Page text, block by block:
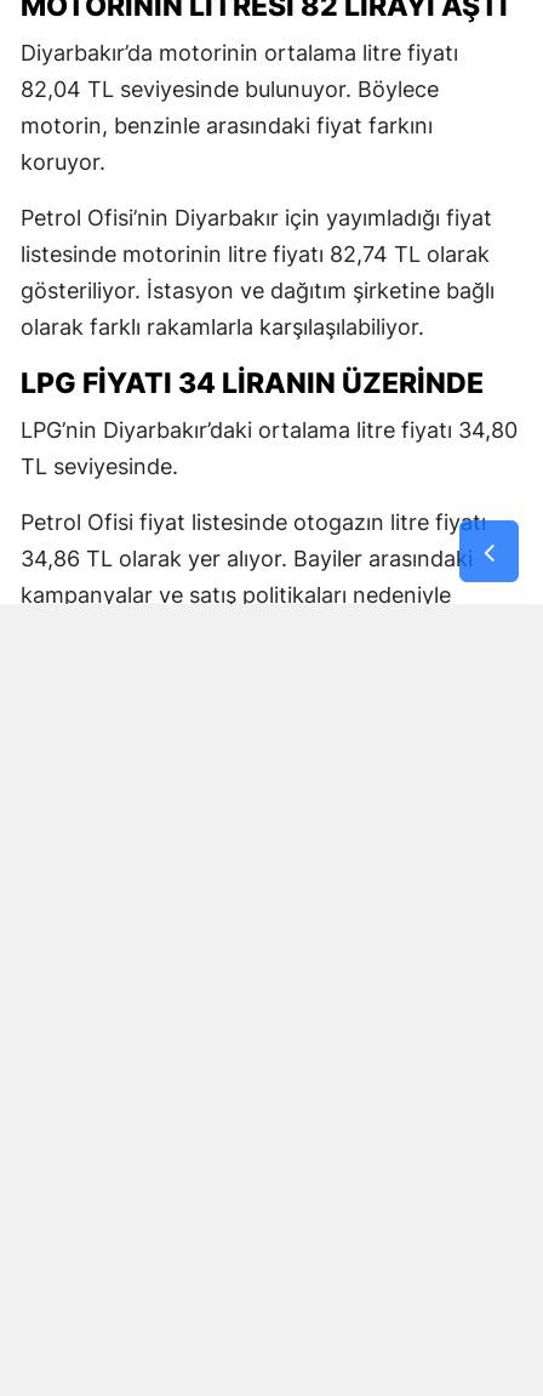
Diyarbakır’da motorinin ortalama litre fiyatı
82,04 TL seviyesinde bulunuyor. Böylece
motorin, benzinle arasındaki fiyat farkını
koruyor.
Petrol Ofisi’nin Diyarbakır için yayımladığı fiyat
listesinde motorinin litre fiyatı 82,74 TL olarak
gösteriliyor. İstasyon ve dağıtım şirketine bağlı
olarak farklı rakamlarla karşılaşılabiliyor.
LPG FİYATI 34 LİRANIN ÜZERİNDE
LPG’nin Diyarbakır’daki ortalama litre fiyatı 34,80
TL seviyesinde.
Petrol Ofisi fiyat listesinde otogazın litre fiyatı
34,86 TL olarak yer alıyor. Bayiler arasındaki
kampanyalar ve satış politikaları nedeniyle